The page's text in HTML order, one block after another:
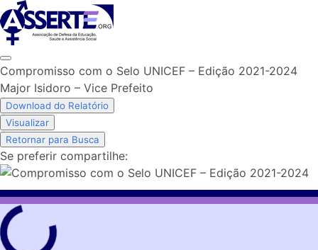
Skip
to
content
Compromisso com o Selo UNICEF – Edição 2021-2024
Major Isidoro – Vice Prefeito
Download do Relatório
Visualizar
Retornar para Busca
Se preferir compartilhe: